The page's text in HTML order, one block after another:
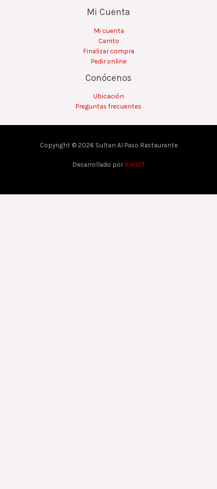
Mi Cuenta
Mi cuenta
Carrito
Finalizar compra
Pedir online
Conócenos
Ubicación
Preguntas frecuentes
Copyright © 2026 Sultan Al Paso Rastaurante
Desarrollado porXHOST